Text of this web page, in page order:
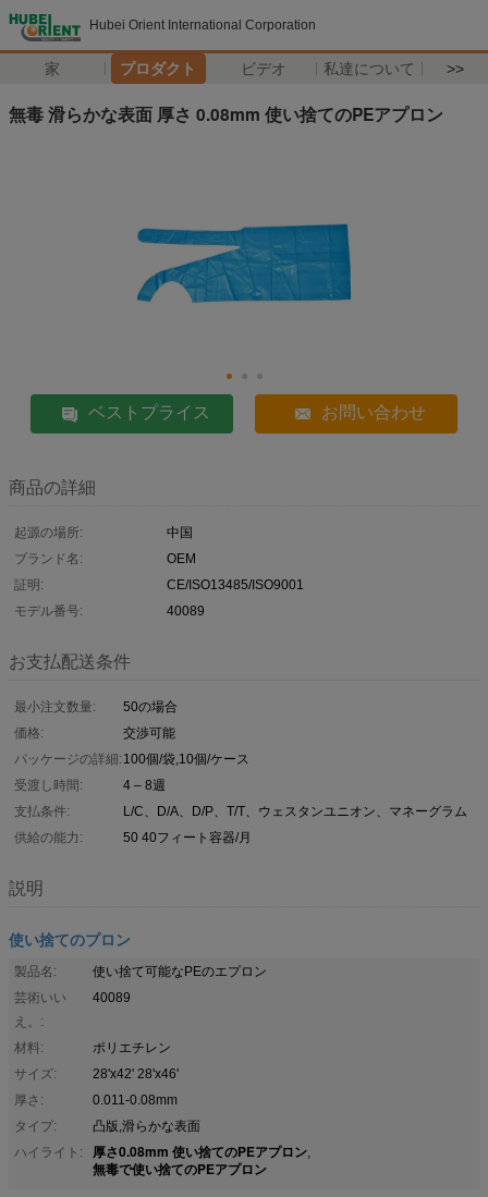
Hubei Orient International Corporation
家 プロダクト ビデオ 私達について >>
無毒 滑らかな表面 厚さ 0.08mm 使い捨てのPEアプロン
ベストプライス お問い合わせ
商品の詳細
起源の場所:
中国
ブランド名:
OEM
証明:
CE/ISO13485/ISO9001
モデル番号:
40089
お支払配送条件
最小注文数量:
50の場合
価格:
交渉可能
パッケージの詳細: 100個/袋,10個/ケース
受渡し時間:
4 – 8週
支払条件:
L/C、D/A、D/P、T/T、ウェスタンユニオン、マネーグラム
供給の能力:
50 40フィート容器/月
説明
使い捨てのプロン
製品名:
使い捨て可能なPEのエプロン
芸術いい
え。:
40089
材料:
ポリエチレン
サイズ:
28'x42' 28'x46'
厚さ:
0.011-0.08mm
タイプ:
凸版,滑らかな表面
ハイライト:
厚さ0.08mm 使い捨てのPEアプロン,
無毒で使い捨てのPEアプロン